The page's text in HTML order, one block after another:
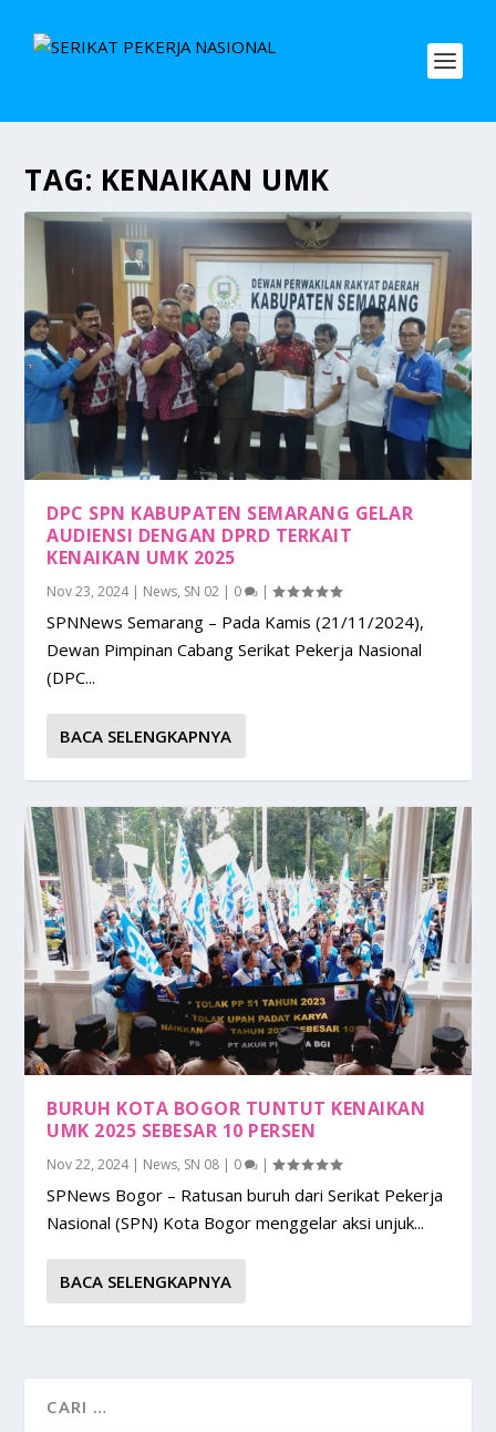
TAG: KENAIKAN UMK
DPC SPN KABUPATEN SEMARANG GELAR
AUDIENSI DENGAN DPRD TERKAIT
KENAIKAN UMK 2025
Nov 23, 2024| News, SN 02 | 0 |
SPNNews Semarang – Pada Kamis (21/11/2024),
Dewan Pimpinan Cabang Serikat Pekerja Nasional
(DPC...
BACA SELENGKAPNYA
BURUH KOTA BOGOR TUNTUT KENAIKAN
UMK 2025 SEBESAR 10 PERSEN
Nov 22, 2024| News, SN 08 | 0 |
SPNews Bogor – Ratusan buruh dari Serikat Pekerja
Nasional (SPN) Kota Bogor menggelar aksi unjuk...
BACA SELENGKAPNYA